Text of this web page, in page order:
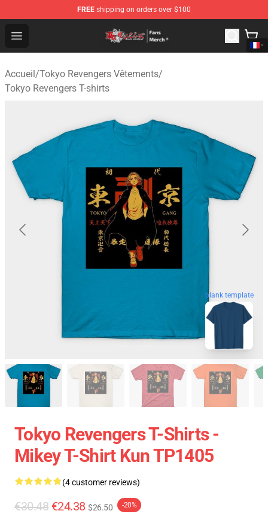
FREE shipping on orders over $100
Open menu
Tokyo Revengers Store - Official Tokyo Revengers
Accueil/Tokyo Revengers Vêtements/
Tokyo Revengers T-shirts
blank template
Tokyo Revengers T-Shirts -
Mikey T-Shirt Kun TP1405
(4 customer reviews)
€30.48 €24.38 $26.50 -20%